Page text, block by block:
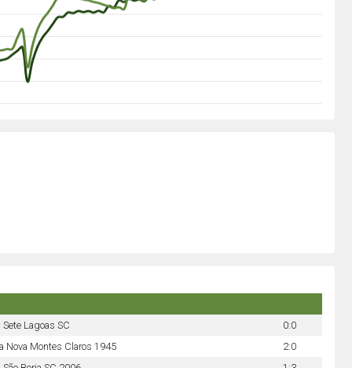
Sete Lagoas SC
0:0
Nova Montes Claros 1945
2:0